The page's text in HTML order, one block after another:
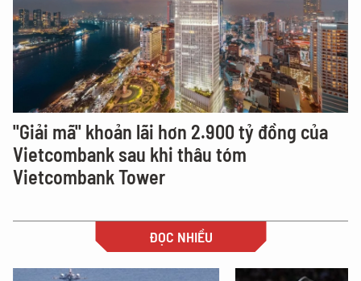
"Giải mã" khoản lãi hơn 2.900 tỷ đồng của
Vietcombank sau khi thâu tóm
Vietcombank Tower
ĐỌC NHIỀU